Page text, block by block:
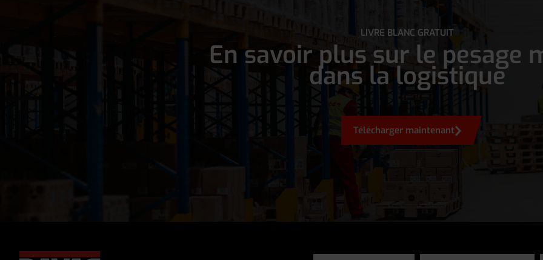
LIVRE BLANC GRATUIT
En savoir plus sur le pesage
dans la logistique
Télécharger maintenant